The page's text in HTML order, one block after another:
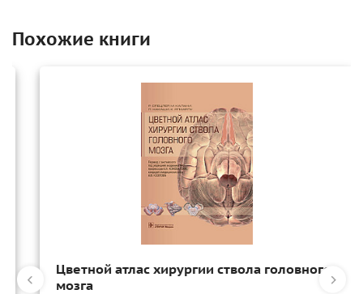
Похожие книги
Цветной атлас хирургии ствола головного
мозга